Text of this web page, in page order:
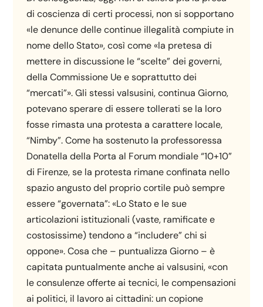
di coscienza di certi processi, non si sopportano
«le denunce delle continue illegalità compiute in
nome dello Stato», così come «la pretesa di
mettere in discussione le “scelte” dei governi,
della Commissione Ue e soprattutto dei
“mercati”». Gli stessi valsusini, continua Giorno,
potevano sperare di essere tollerati se la loro
fosse rimasta una protesta a carattere locale,
“Nimby”. Come ha sostenuto la professoressa
Donatella della Porta al Forum mondiale “10+10”
di Firenze, se la protesta rimane confinata nello
spazio angusto del proprio cortile può sempre
essere “governata”: «Lo Stato e le sue
articolazioni istituzionali (vaste, ramificate e
costosissime) tendono a “includere” chi si
oppone». Cosa che – puntualizza Giorno – è
capitata puntualmente anche ai valsusini, «con
le consulenze offerte ai tecnici, le compensazioni
ai politici, il lavoro ai cittadini: un copione